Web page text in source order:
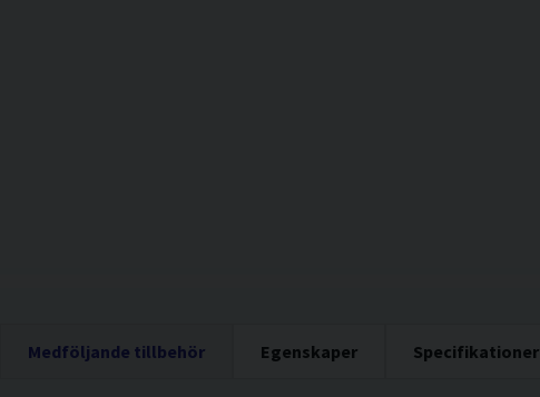
Medföljande tillbehör Egenskaper Specifikationer